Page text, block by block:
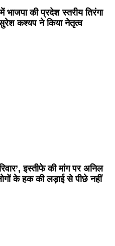
की प्रदेश स्तरीय तिरंगा
कश्यप ने किया नेतृत्व
इस्तीफे की मांग पर अनिल
के हक की लड़ाई से पीछे नहीं